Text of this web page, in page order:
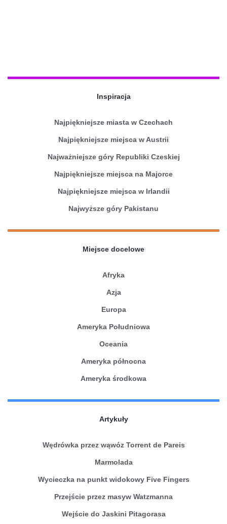
Inspiracja
Najpiękniejsze miasta w Czechach
Najpiękniejsze miejsca w Austrii
Najważniejsze góry Republiki Czeskiej
Najpiękniejsze miejsca na Majorce
Najpiękniejsze miejsca w Irlandii
Najwyższe góry Pakistanu
Miejsce docelowe
Afryka
Azja
Europa
Ameryka Południowa
Oceania
Ameryka północna
Ameryka środkowa
Artykuły
Wędrówka przez wąwóz Torrent de Pareis
Marmolada
Wycieczka na punkt widokowy Five Fingers
Przejście przez masyw Watzmanna
Wejście do Jaskini Pitagorasa